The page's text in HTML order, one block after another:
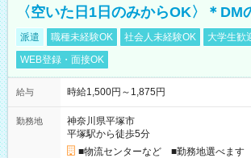
〈空いた日1日のみからOK〉＊DM
派遣 職種未経験OK 社会人未経験OK 大学生歓
WEB登録・面接OK
給与 時給1,500円～1,875円
勤務地
神奈川県平塚市
平塚駅から徒歩5分
■物流センターなど ■勤務地選べます